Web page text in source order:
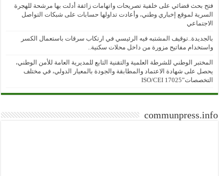
فتح بحث قضائي على خلفية تصريحات واتهامات زائفة أدلت بها مرشحة للهجرة
السرية لموقع إخباري وطني، وأعادت تداولها حسابات على شبكات التواصل
الاجتماعي
بالجديدة..توقيف المشتبه فيه الرئيسي في ارتكاب سرقات باستعمال الكسر
واستخدام مفاتيح مزورة من داخل محلات سكنية..
المختبر الوطني للشرطة العلمية والتقنية التابع للمديرية العامة للأمن الوطني،
يحصل على شهادة الاعتماد والمطابقة والجودة بالمعيار الدولي، في مختلف
التخصصات”ISO/CEI 17025
communpress.info